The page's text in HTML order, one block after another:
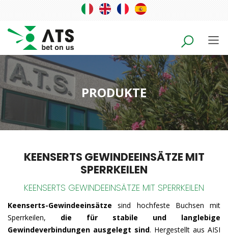
PRODUKTE
KEENSERTS GEWINDEEINSÄTZE MIT
SPERRKEILEN
KEENSERTS GEWINDEEINSÄTZE MIT SPERRKEILEN
Keenserts-Gewindeeinsätze sind hochfeste Buchsen mit
Sperrkeilen, die für stabile und langlebige
Gewindeverbindungen ausgelegt sind. Hergestellt aus AISI